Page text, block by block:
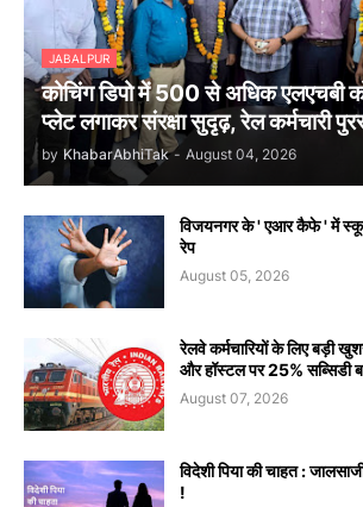
JABALPUR
कोचिंग डिपो में 500 से अधिक एलएचबी
प्लेट लगाकर संरक्षा सुदृढ़, रेल कर्मचारी
by KhabarAbhiTak - August 04, 2026
विजयनगर के ' एआर कैफे ' में स्कूल
रेप
August 05, 2026
रेलवे कर्मचारियों के लिए बड़ी
और हॉस्टल पर 25% सब्सिडी
August 07, 2026
विदेशी पिया की चाहत :
!